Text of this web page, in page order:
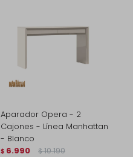
Aparador Opera - 2
Cajones - Línea Manhattan
- Blanco
$ 6.990 $ 10.190